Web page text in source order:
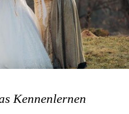
Kennenlernen